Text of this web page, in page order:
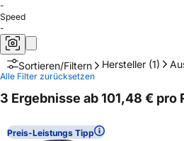
-
Speed
-
Sortieren/Filtern Hersteller (1)
Alle Filter zurücksetzen
3 Ergebnisse ab 101,48 € pro
Preis-Leistungs Tipp